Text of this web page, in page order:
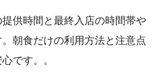
供時間と最終入店の時間帯や
朝食だけの利用方法と注意点
です。。